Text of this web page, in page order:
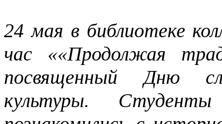
24 мая в библиотеке
час ««Продолжая
посвященный Дню
культуры.